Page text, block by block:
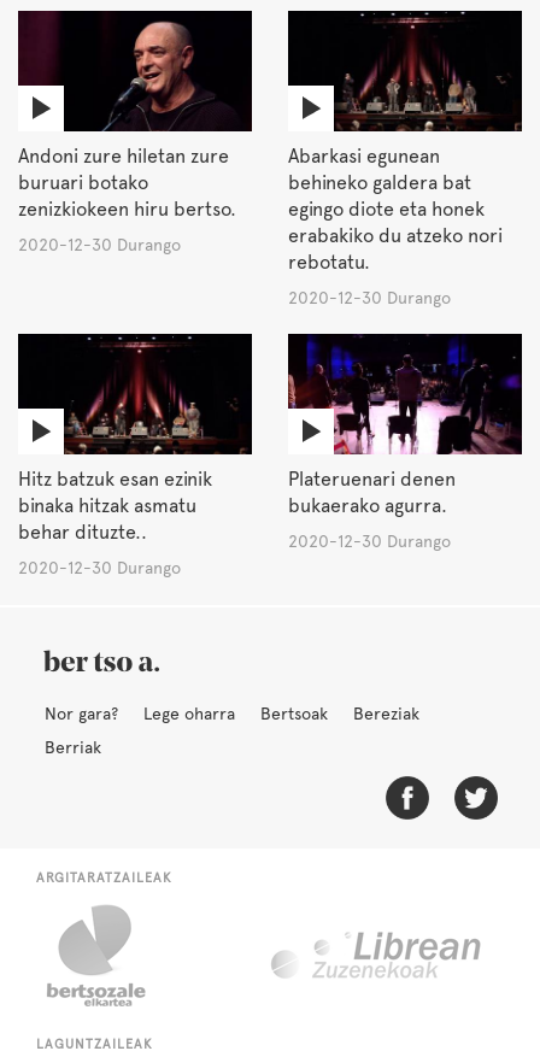
Andoni zure hiletan zure
buruari botako
zenizkiokeen hiru bertso.
2020-12-30 Durango
Abarkasi egunean
behineko galdera bat
egingo diote eta honek
erabakiko du atzeko nori
rebotatu.
2020-12-30 Durango
Hitz batzuk esan ezinik
binaka hitzak asmatu
behar dituzte..
2020-12-30 Durango
Plateruenari denen
bukaerako agurra.
2020-12-30 Durango
Nor gara? Lege oharra Bertsoak
Bereziak
Berriak
ARGITARATZAILEAK
LAGUNTZAILEAK